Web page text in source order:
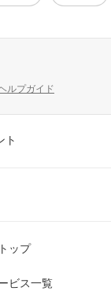
ルプガイド
ト
ップ
ビス一覧